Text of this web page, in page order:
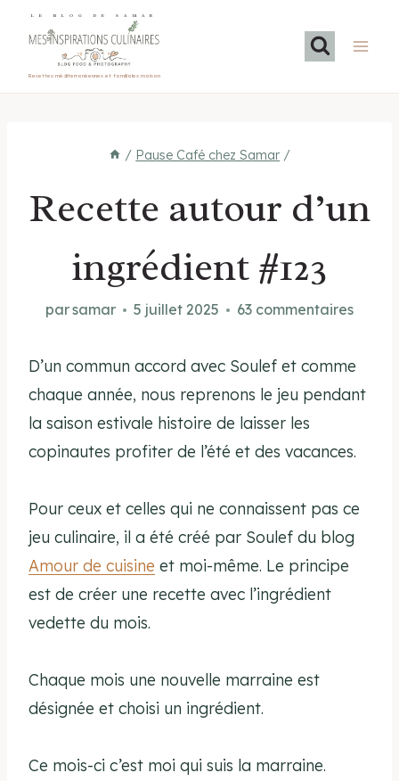
LE BLOG DE SAMAR
Recettes méditerranéennes et familiales maison
/ Pause Café chez Samar /
Recette autour d’un
ingrédient #123
parsamar 5 juillet 2025 63 commentaires
D’un commun accord avec Soulef et comme
chaque année, nous reprenons le jeu pendant
la saison estivale histoire de laisser les
copinautes profiter de l’été et des vacances.
Pour ceux et celles qui ne connaissent pas ce
jeu culinaire, il a été créé par Soulef du blog
Amour de cuisine et moi-même. Le principe
est de créer une recette avec l’ingrédient
vedette du mois.
Chaque mois une nouvelle marraine est
désignée et choisi un ingrédient.
Ce mois-ci c’est moi qui suis la marraine.